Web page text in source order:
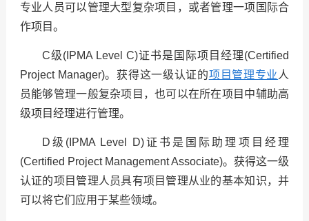
专业人员可以管理大型复杂项目，或者管理一项国际合
作项目。
C级(IPMA Level C)证书是国际项目经理(Certified
Project Manager)。获得这一级认证的项目管理专业 人
员能够管理一般复杂项目，也可以在所在项目中辅助高
级项目经理进行管理。
D 级 (IPMA Level D)证书是国际助理项目经理
(Certified Project Management Associate)。获得这一级
认证的项目管理人员具有项目管理从业的基本知识，并
可以将它们应用于某些领域。